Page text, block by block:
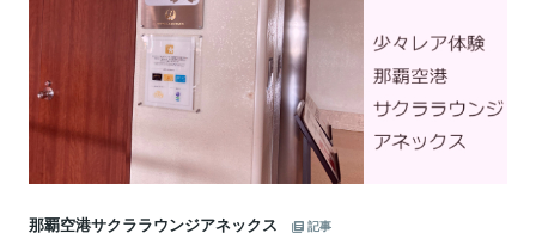
那覇空港サクララウンジアネックス
記事